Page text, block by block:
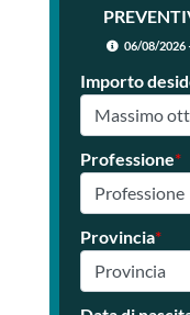
06/08/2026
Importo
Professione*
Provincia*